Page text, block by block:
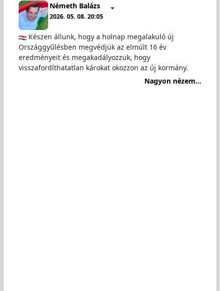
Németh Balázs
2026. 05. 08. 20:05
Készen állunk, hogy a holnap megalakuló új
Országgyűlésben megvédjük az elmúlt 16 év
eredményeit és megakadályozzuk, hogy
visszafordíthatatlan károkat okozzon az új kormány.
Nagyon nézem...